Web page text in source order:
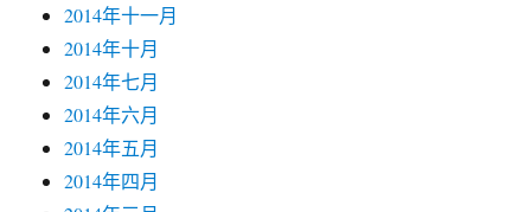
2014年十一月
2014年十月
2014年七月
2014年六月
2014年五月
2014年四月